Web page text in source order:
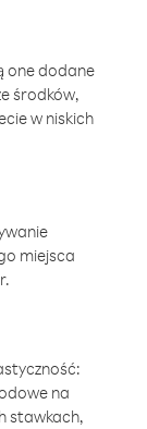
one dodane
środków,
w niskich
miejsca
na
stawkach,